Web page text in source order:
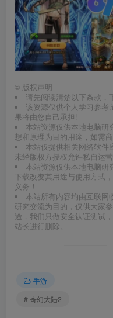
© 版权声明
请先阅读清楚以下条款，
该资源仅供个人学习参考
果将由您自己承担!
本站资源仅供本地电脑研
想和原理为目的用途，如需
本站仅提供相关网络软件
未经版权方授权允许私自运营
本站资源仅供本地电脑研
下载改变其用途与使用方式
义务！
本站所有内容均由互联网
研究交流为目的，仅供大家
途，我们只做安全认证测试
站长进行删除。
手游
# 奇幻大陆2